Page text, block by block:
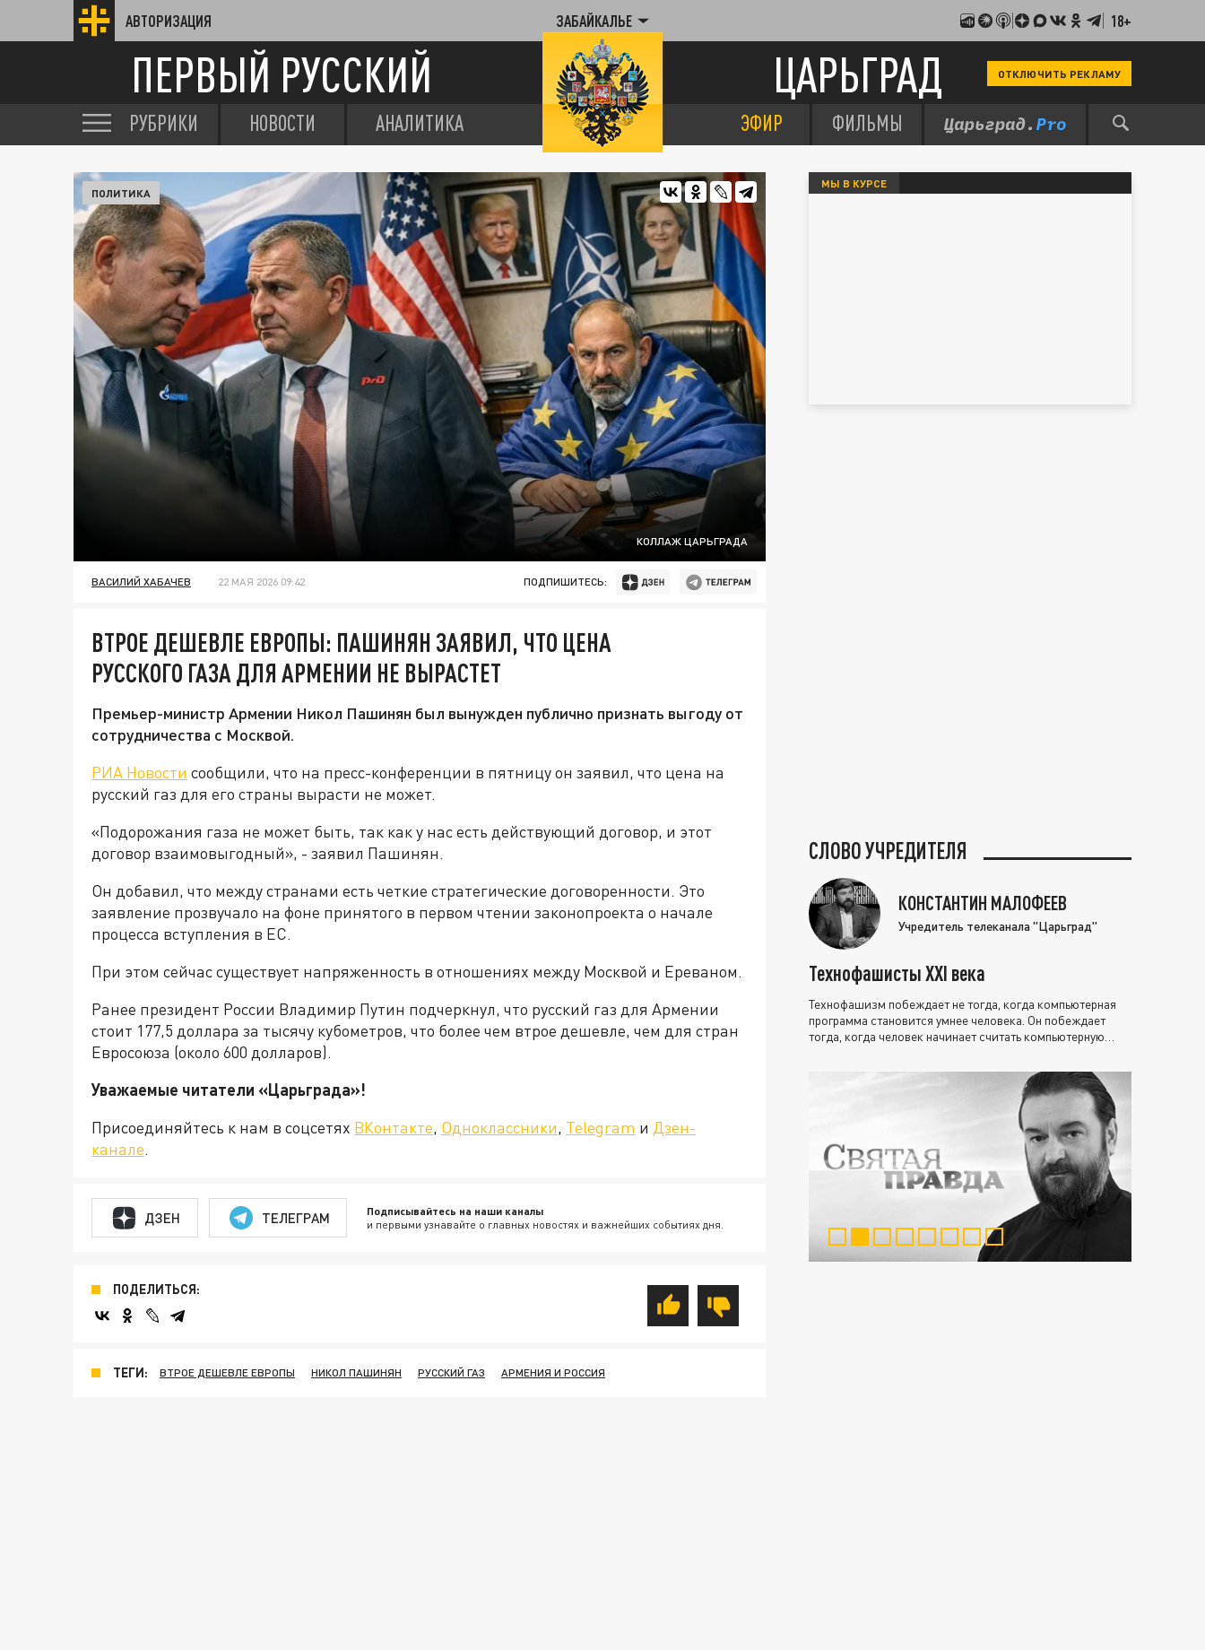
АВТОРИЗАЦИЯ ЗАБАЙКАЛЬЕ 18+
ПЕРВЫЙ РУССКИЙ ЦАРЬГРАД ОТКЛЮЧИТЬ РЕКЛАМУ
РУБРИКИ НОВОСТИ АНАЛИТИКА ЭФИР ФИЛЬМЫ
КОЛЛАЖ ЦАРЬГРАДА
ПОЛИТИКА
ВАСИЛИЙ ХАБАЧЕВ 22 МАЯ 2026 09:42 ПОДПИШИТЕСЬ:
ВТРОЕ ДЕШЕВЛЕ ЕВРОПЫ: ПАШИНЯН ЗАЯВИЛ, ЧТО ЦЕНА
РУССКОГО ГАЗА ДЛЯ АРМЕНИИ НЕ ВЫРАСТЕТ
Премьер-министр Армении Никол Пашинян был вынужден публично признать выгоду от
сотрудничества с Москвой.
РИА Новости сообщили, что на пресс-конференции в пятницу он заявил, что цена на
русский газ для его страны вырасти не может.
«Подорожания газа не может быть, так как у нас есть действующий договор, и этот
договор взаимовыгодный», - заявил Пашинян.
Он добавил, что между странами есть четкие стратегические договоренности. Это
заявление прозвучало на фоне принятого в первом чтении законопроекта о начале
процесса вступления в ЕС.
При этом сейчас существует напряженность в отношениях между Москвой и Ереваном.
Ранее президент России Владимир Путин подчеркнул, что русский газ для Армении
стоит 177,5 доллара за тысячу кубометров, что более чем втрое дешевле, чем для стран
Евросоюза (около 600 долларов).
Уважаемые читатели «Царьграда»!
Присоединяйтесь к нам в соцсетях ВКонтакте, Одноклассники, Telegram и Дзен-
канале.
ДЗЕН ТЕЛЕГРАМ Подписывайтесь на наши каналы
и первыми узнавайте о главных новостях и важнейших событиях дня.
ПОДЕЛИТЬСЯ:
ТЕГИ: ВТРОЕ ДЕШЕВЛЕ ЕВРОПЫ НИКОЛ ПАШИНЯН РУССКИЙ ГАЗ АРМЕНИЯ И РОССИЯ
МЫ В КУРСЕ
СЛОВО УЧРЕДИТЕЛЯ
КОНСТАНТИН МАЛОФЕЕВ
Учредитель телеканала "Царьград"
Технофашисты XXI века
Технофашизм побеждает не тогда, когда компьютерная
программа становится умнее человека. Он побеждает
тогда, когда человек начинает считать компьютерную